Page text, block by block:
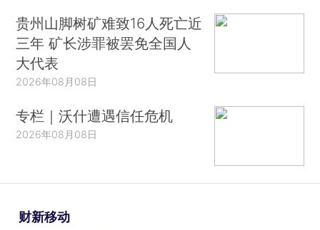
贵州山脚树矿难致16人死亡近
三年 矿长涉罪被罢免全国人
大代表
2026年08月08日
专栏｜沃什遭遇信任危机
2026年08月08日
财新移动